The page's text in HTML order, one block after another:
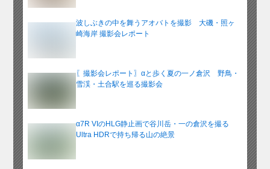
波しぶきの中を舞うアオバトを撮影 大磯・照ヶ
崎海岸 撮影会レポート
〖撮影会レポート〗αと歩く夏の一ノ倉沢 野鳥・
雪渓・土合駅を巡る撮影会
α7R VIのHLG静止画で谷川岳・一の倉沢を撮る
Ultra HDRで持ち帰る山の絶景